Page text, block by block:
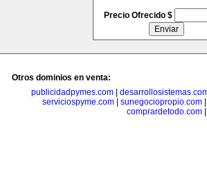
Precio Ofrecido $
Otros dominios en venta:
publicidadpymes.com
serviciospyme.com
sunegociopropio.com
comprardetodo.com|